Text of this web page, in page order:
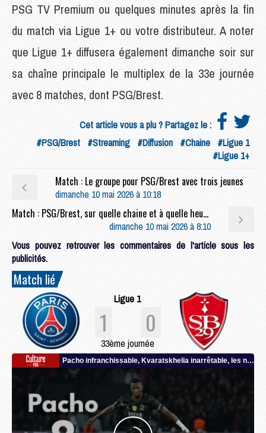
PSG TV Premium ou quelques minutes après la fin
du match via Ligue 1+ ou votre distributeur. A noter
que Ligue 1+ diffusera également dimanche soir sur
sa chaîne principale le multiplex de la 33e journée
avec 8 matches, dont PSG/Brest.
Cet article vous a plu ? Partagez le :
#PSG/Brest #Streaming #Diffusion #Chaine #Ligue 1
#Ligue 1+
Match : Le groupe pour PSG/Brest avec trois jeunes
dimanche 10 mai 2026 à 10:18
Match : PSG/Brest, sur quelle chaine et à quelle heure regarder le match et le multiplex ?
dimanche 10 mai 2026 à 8:10
Vous pouvez retrouver les commentaires de l'article sous les
publicités.
Match lié
Ligue 1
1 0
33ème journée